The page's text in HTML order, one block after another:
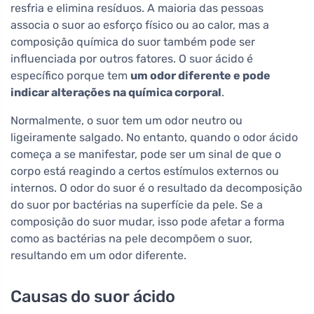
resfria e elimina resíduos. A maioria das pessoas
associa o suor ao esforço físico ou ao calor, mas a
composição química do suor também pode ser
influenciada por outros fatores. O suor ácido é
específico porque tem um odor diferente e pode
indicar alterações na química corporal.
Normalmente, o suor tem um odor neutro ou
ligeiramente salgado. No entanto, quando o odor ácido
começa a se manifestar, pode ser um sinal de que o
corpo está reagindo a certos estímulos externos ou
internos. O odor do suor é o resultado da decomposição
do suor por bactérias na superfície da pele. Se a
composição do suor mudar, isso pode afetar a forma
como as bactérias na pele decompõem o suor,
resultando em um odor diferente.
Causas do suor ácido